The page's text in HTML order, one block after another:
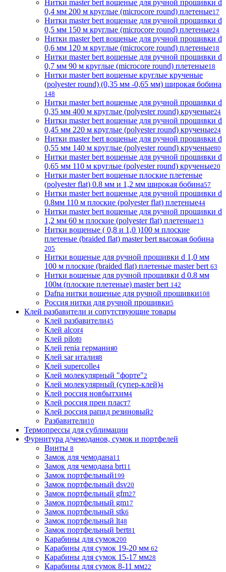
Нитки master bert вощеные для ручной прошивки d
0,4 мм 200 м круглые (microcore round) плетеные17
Нитки master bert вощеные для ручной прошивки d
0,5 мм 150 м круглые (microcore round) плетеные24
Нитки master bert вощеные для ручной прошивки d
0,6 мм 120 м круглые (microcore round) плетеные18
Нитки master bert вощеные для ручной прошивки d
0,7 мм 90 м круглые (microcore round) плетеные18
Нитки master bert вощеные круглые крученые
(polyester round) (0,35 мм -0,65 мм) широкая бобина
148
Нитки master bert вощеные для ручной прошивки d
0,35 мм 400 м круглые (polyester round) крученые24
Нитки master bert вощеные для ручной прошивки d
0,45 мм 220 м круглые (polyester round) крученые24
Нитки master bert вощеные для ручной прошивки d
0,55 мм 140 м круглые (polyester round) крученые80
Нитки master bert вощеные для ручной прошивки d
0,65 мм 110 м круглые (polyester round) крученые20
Нитки master bert вощеные плоские плетеные
(polyester flat) 0.8 мм и 1,2 мм широкая бобина57
Нитки master bert вощеные для ручной прошивки d
0.8мм 110 м плоские (polyester flat) плетеные44
Нитки master bert вощеные для ручной прошивки d
1,2 мм 60 м плоские (polyester flat) плетеные13
Нитки вощеные ( 0,8 и 1,0 )100 м плоские
плетеные (braided flat) master bert высокая бобина
205
Нитки вощеные для ручной прошивки d 1,0 мм
100 м плоские (braided flat) плетеные master bert 63
Нитки вощеные для ручной прошивки d 0.8 мм
100м (плоские плетеные) master bert 142
Dafna нитки вощеные для ручной прошивки108
Россия нитки для ручной прошивки5
Клей разбавители и сопутствующие товары
Клей разбавители45
Клей alcor4
Клей pilot0
Клей renia германия0
Клей sar италия8
Клей supercolle4
Клей молекулярный "форте"2
Клей молекулярный (супер-клей)4
Клей россия новбытхим4
Клей россия прен пласт7
Клей россия рапид резиновый2
Разбавители10
Термопрессы для сублимации
Фурнитура д/чемоданов, сумок и портфелей
Винты 8
Замок для чемодана11
Замок для чемодана brt11
Замок портфельный199
Замок портфельный dsv20
Замок портфельный gfm27
Замок портфельный gm17
Замок портфельный stk6
Замок портфельный lt48
Замок портфельный bert81
Карабины для сумок200
Карабины для сумок 19-20 мм 62
Карабины для сумок 15-17 мм28
Карабины для сумок 8-11 мм22